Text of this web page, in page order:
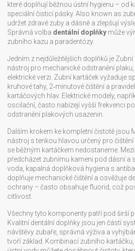
které doplňují běžnou ústní hygienu – od
speciální čisticí pásky. Also known as
udržet zdravé zuby a dásně a zlepšují
Správná volba dentální doplňky může
zubního kazu a paradentózy.
Jedním z nejdůležitějších doplňků je Zubní
nástroj pro mechanické odstranění
elektrické verzi . Zubní kartáček vyžaduje
kruhové tahy, 2‑minutové čištění a
kartáčových hlav. Elektrické modely,
oscilační, často nabízejí vyšší frekvenci
odstranění plakových usazenin.
Dalším krokem ke kompletní čistotě jsou
nástroj s tenkou hlavou určený pro
se běžným kartáčkem nedostaneme .
předcházet zubnímu kameni pod dásní a
voda kapalná doplňková hygiena s
doplňuje mechanické čištění a osvěžuje
ochrany – často obsahuje fluorid, což
citlivost.
Všechny tyto komponenty patří pod širší
Kvalitní dentální doplňky jsou jen částí
návštěvy zubaře, správná výživa a
tvoří základ. Kombinací zubního